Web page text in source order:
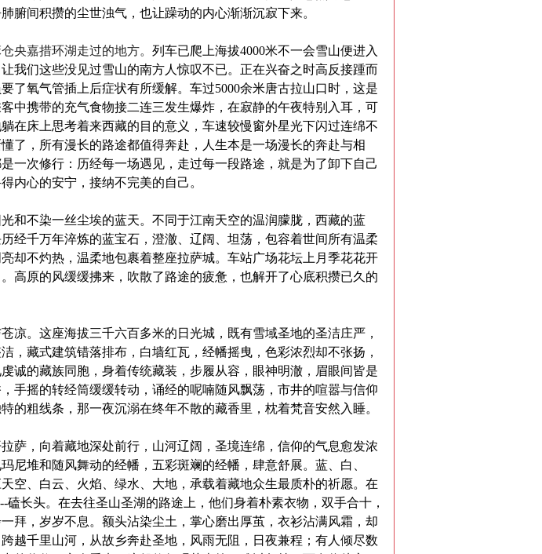
腑间积攒的尘世浊气，也让躁动的内心渐渐沉寂下来。
央嘉措环湖走过的地方。 列车已爬上海拔4000米不一会雪山便进入
我们这些没见过雪山的南方人惊叹不已。正在兴奋之时高反接踵而
了氧气管插上后症状有所缓解。车过5000余米唐古拉山口时，这是
中携带的充气食物接二连三发生爆炸，在寂静的午夜特别入耳，可
在床上思考着来西藏的目的意义，车速较慢窗外星光下闪过连绵不
了，所有漫长的路途都值得奔赴，人生本是一场漫长的奔赴与相
一次修行：历经每一场遇见，走过每一段路途，就是为了卸下自己
内心的安宁，接纳不完美的自己。
和不染一丝尘埃的蓝天。不同于江南天空的温润朦胧，西藏的蓝
经千万年淬炼的蓝宝石，澄澈、辽阔、坦荡，包容着世间所有温柔
却不灼热，温柔地包裹着整座拉萨城。车站广场花坛上月季花花开
高原的风缓缓拂来，吹散了路途的疲惫，也解开了心底积攒已久的
凉。这座海拔三千六百多米的日光城，既有雪域圣地的圣洁庄严，
，藏式建筑错落排布，白墙红瓦，经幡摇曳，色彩浓烈却不张扬，
诚的藏族同胞，身着传统藏装，步履从容，眼神明澈，眉眼间皆是
手摇的转经筒缓缓转动，诵经的呢喃随风飘荡，市井的喧嚣与信仰
的粗线条，那一夜沉溺在终年不散的藏香里，枕着梵音安然入睡。
萨，向着藏地深处前行，山河辽阔，圣境连绵，信仰的气息愈发浓
尼堆和随风舞动的经幡，五彩斑斓的经幡，肆意舒展。蓝、白、
空、白云、火焰、绿水、大地，承载着藏地众生最质朴的祈愿。在
磕长头。在去往圣山圣湖的路途上，他们身着朴素衣物，双手合十，
拜，岁岁不息。额头沾染尘土，掌心磨出厚茧，衣衫沾满风霜，却
越千里山河，从故乡奔赴圣地，风雨无阻，日夜兼程；有人倾尽数